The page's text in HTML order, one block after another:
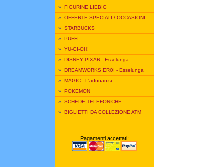
» FIGURINE LIEBIG
» OFFERTE SPECIALI / OCCASIONI
» STARBUCKS
» PUFFI
» YU-GI-OH!
» DISNEY PIXAR - Esselunga
» DREAMWORKS EROI - Esselunga
» MAGIC - L'adunanza
» POKEMON
» SCHEDE TELEFONICHE
» BIGLIETTI DA COLLEZIONE ATM
Pagamenti accettati: